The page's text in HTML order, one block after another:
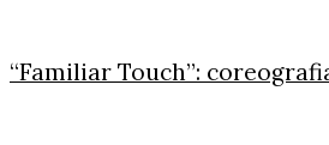
“Familiar Touch”: